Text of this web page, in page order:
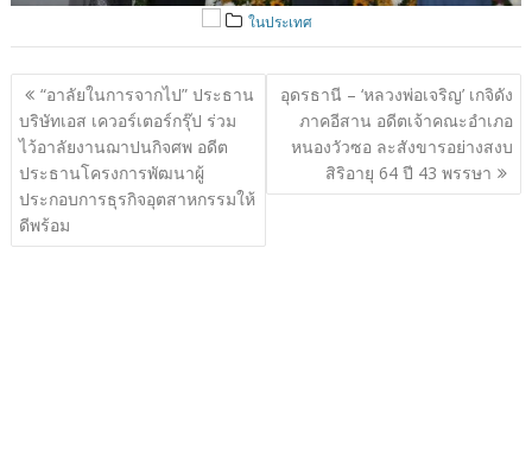
ในประเทศ
แนะแนว
เรื่อง
“อาลัยในการจากไป” ประธาน
บริษัทเอส เควอร์เตอร์กรุ๊ป ร่วม
ไว้อาลัยงานฌาปนกิจศพ อดีต
ประธานโครงการพัฒนาผู้
ประกอบการธุรกิจอุตสาหกรรมให้
ดีพร้อม
อุดรธานี – ‘หลวงพ่อเจริญ’ เกจิดัง
ภาคอีสาน อดีตเจ้าคณะอำเภอ
หนองวัวซอ ละสังขารอย่างสงบ
สิริอายุ 64 ปี 43 พรรษา